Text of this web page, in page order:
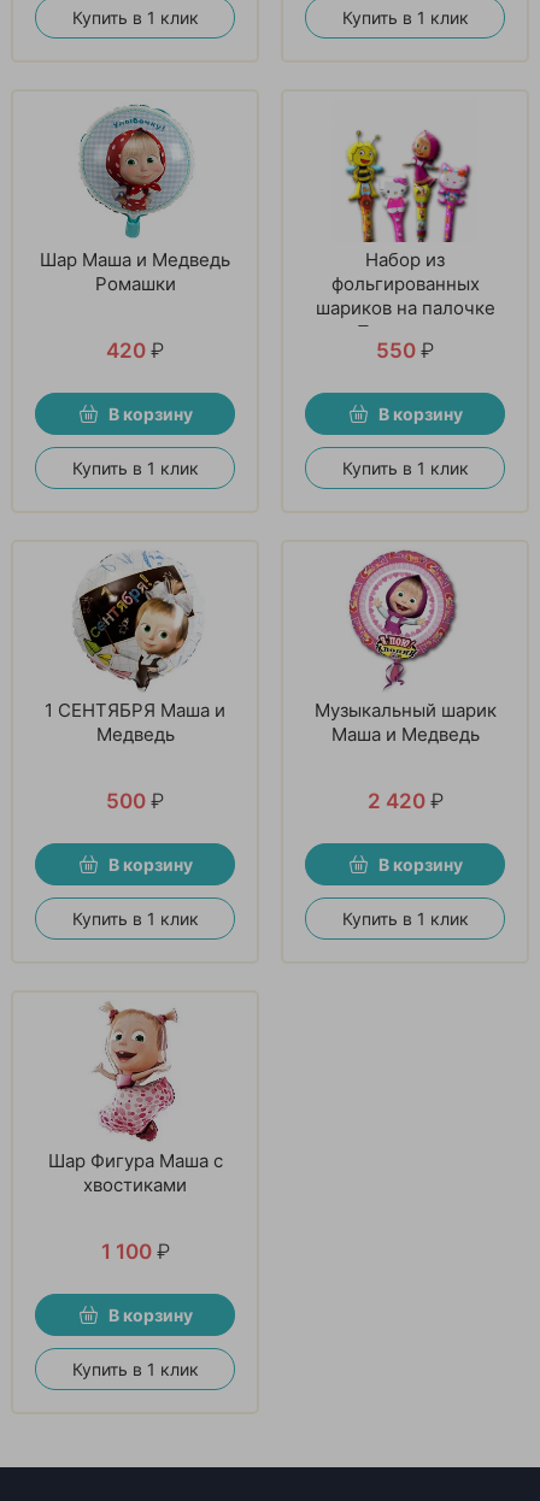
Купить в 1 клик Купить в 1 клик
Шар Маша и Медведь
Ромашки
420 ₽
В корзину
Купить в 1 клик
Набор из
фольгированных
шариков на палочке
«Прекрасное
настроение»
550 ₽
В корзину
Купить в 1 клик
1 СЕНТЯБРЯ Маша и
Медведь
500 ₽
В корзину
Купить в 1 клик
Музыкальный шарик
Маша и Медведь
2 420 ₽
В корзину
Купить в 1 клик
Шар Фигура Маша с
хвостиками
1 100 ₽
В корзину
Купить в 1 клик